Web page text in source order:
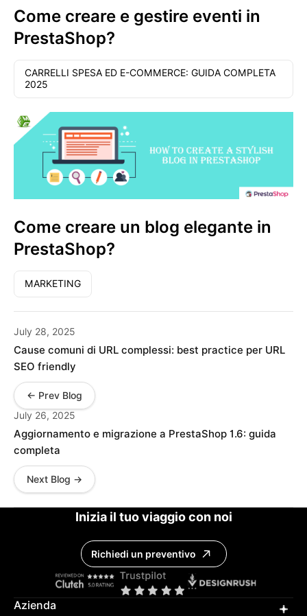
Come creare e gestire eventi in
PrestaShop?
CARRELLI SPESA ED E-COMMERCE: GUIDA COMPLETA
2025
Come creare un blog elegante in
PrestaShop?
MARKETING
July 28, 2025
Cause comuni di URL complessi: best practice per URL
SEO friendly
← Prev Blog
July 26, 2025
Aggiornamento e migrazione a PrestaShop 1.6: guida
completa
Next Blog →
Inizia il tuo viaggio con noi
Richiedi un preventivo
Azienda